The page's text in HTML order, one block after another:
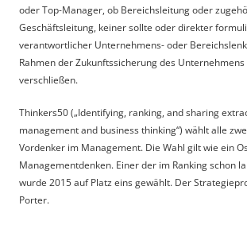
oder Top-Manager, ob Bereichsleitung oder
Geschäftsleitung, keiner sollte oder direkter
verantwortlicher Unternehmens- oder
Rahmen der Zukunftssicherung des
verschließen.
Thinkers50 („Identifying, ranking, and sharing
management and business thinking“) wählt alle
Vordenker im Management. Die Wahl gilt wie ein
Managementdenken. Einer der im Ranking schon
wurde 2015 auf Platz eins gewählt. Der
Porter.